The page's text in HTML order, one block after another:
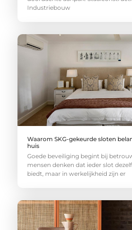
Industriebouw
Waarom SKG-gekeurde sloten
huis
Goede beveiliging begint bij
mensen denken dat ieder slot
biedt, maar in werkelijkheid zijn er